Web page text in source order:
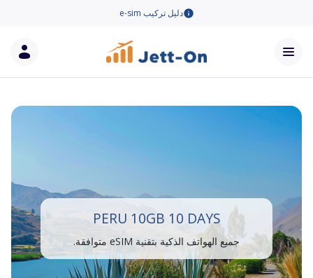
دليل تركيب e-sim
PERU 10GB 10 DAYS
جميع الهواتف الذكية بتقنية eSIM متوافقة.